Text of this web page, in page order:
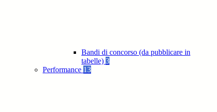
Bandi di concorso (da pubblicare in
tabelle) 3
Performance 13